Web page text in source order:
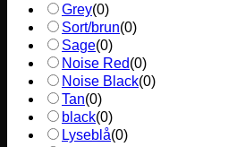
Grey(0)
Sort/brun(0)
Sage(0)
Noise Red(0)
Noise Black(0)
Tan(0)
black(0)
Lyseblå(0)